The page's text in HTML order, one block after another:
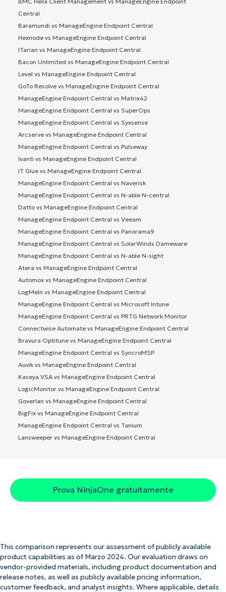
Central
Baramundi vs ManageEngine Endpoint Central
Hexnode vs ManageEngine Endpoint Central
ITarian vs ManageEngine Endpoint Central
Bacon Unlimited vs ManageEngine Endpoint Central
Level vs ManageEngine Endpoint Central
GoTo Resolve vs ManageEngine Endpoint Central
ManageEngine Endpoint Central vs Matrix42
ManageEngine Endpoint Central vs SuperOps
ManageEngine Endpoint Central vs Syxsense
Arcserve vs ManageEngine Endpoint Central
ManageEngine Endpoint Central vs Pulseway
Ivanti vs ManageEngine Endpoint Central
IT Glue vs ManageEngine Endpoint Central
ManageEngine Endpoint Central vs Naverisk
ManageEngine Endpoint Central vs N-able N-central
Datto vs ManageEngine Endpoint Central
ManageEngine Endpoint Central vs Veeam
ManageEngine Endpoint Central vs Panorama9
ManageEngine Endpoint Central vs SolarWinds Dameware
ManageEngine Endpoint Central vs N-able N-sight
Atera vs ManageEngine Endpoint Central
Automox vs ManageEngine Endpoint Central
LogMeIn vs ManageEngine Endpoint Central
ManageEngine Endpoint Central vs Microsoft Intune
ManageEngine Endpoint Central vs PRTG Network Monitor
Connectwise Automate vs ManageEngine Endpoint Central
Bravura Optitune vs ManageEngine Endpoint Central
ManageEngine Endpoint Central vs SyncroMSP
Auvik vs ManageEngine Endpoint Central
Kaseya VSA vs ManageEngine Endpoint Central
LogicMonitor vs ManageEngine Endpoint Central
Goverlan vs ManageEngine Endpoint Central
BigFix vs ManageEngine Endpoint Central
ManageEngine Endpoint Central vs Tanium
Lansweeper vs ManageEngine Endpoint Central
Prova NinjaOne gratuitamente
This comparison represents our assessment of publicly available
product capabilities as of Marzo 2024. Our evaluation draws on
vendor-provided materials, including product documentation and
release notes, as well as publicly available pricing information,
customer feedback, and analyst insights. Where applicable, details